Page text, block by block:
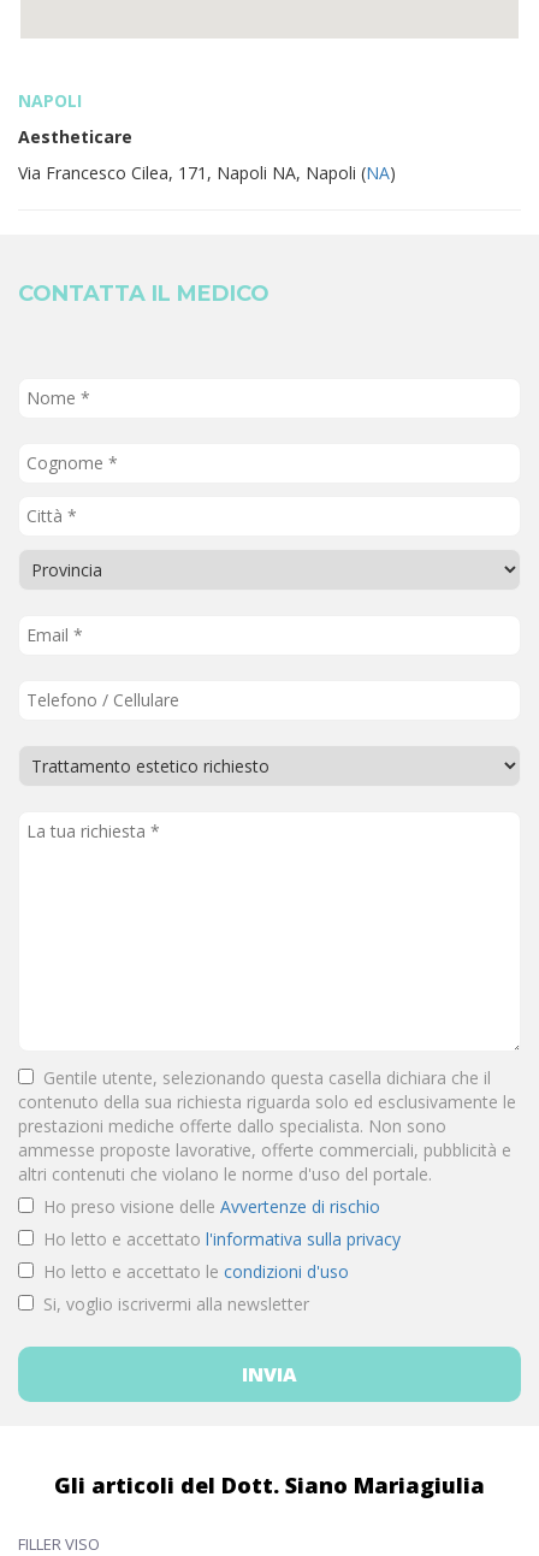
NAPOLI
Aestheticare
Via Francesco Cilea, 171, Napoli NA, Napoli (NA)
CONTATTA IL MEDICO
Gentile utente, selezionando questa casella dichiara che il
contenuto della sua richiesta riguarda solo ed esclusivamente le
prestazioni mediche offerte dallo specialista. Non sono
ammesse proposte lavorative, offerte commerciali, pubblicità e
altri contenuti che violano le norme d'uso del portale.
Ho preso visione delle Avvertenze di rischio
Ho letto e accettato l'informativa sulla privacy
Ho letto e accettato le condizioni d'uso
Si, voglio iscrivermi alla newsletter
Gli articoli del Dott. Siano Mariagiulia
FILLER VISO